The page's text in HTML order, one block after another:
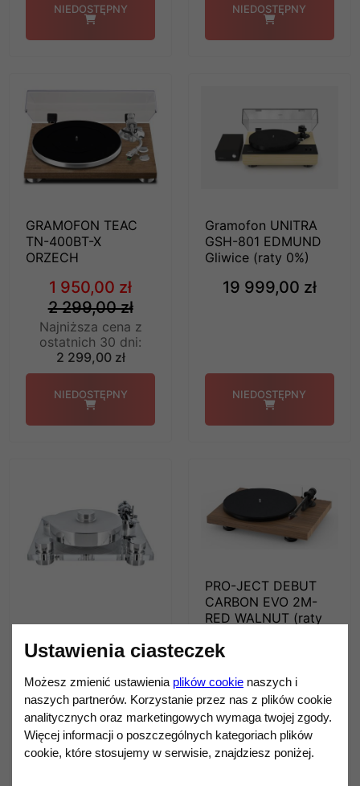
GRAMOFON TEAC
TN-400BT-X
ORZECH
1 950,00 zł
2 299,00 zł
Najniższa cena z
ostatnich 30 dni:
2 299,00 zł
Gramofon UNITRA
GSH-801 EDMUND
Gliwice (raty 0%)
19 999,00 zł
TRANSROTOR
24 900,00 zł
33 900,00 zł
Najniższa cena z
ostatnich 30 dni:
26 900,00 zł
PRO-JECT DEBUT
CARBON EVO 2M-
RED WALNUT (raty
Ustawienia ciasteczek
Możesz zmienić ustawienia plików cookie naszych i
naszych partnerów. Korzystanie przez nas z plików cookie
analitycznych oraz marketingowych wymaga twojej zgody.
Więcej informacji o poszczególnych kategoriach plików
cookie, które stosujemy w serwisie, znajdziesz poniżej.